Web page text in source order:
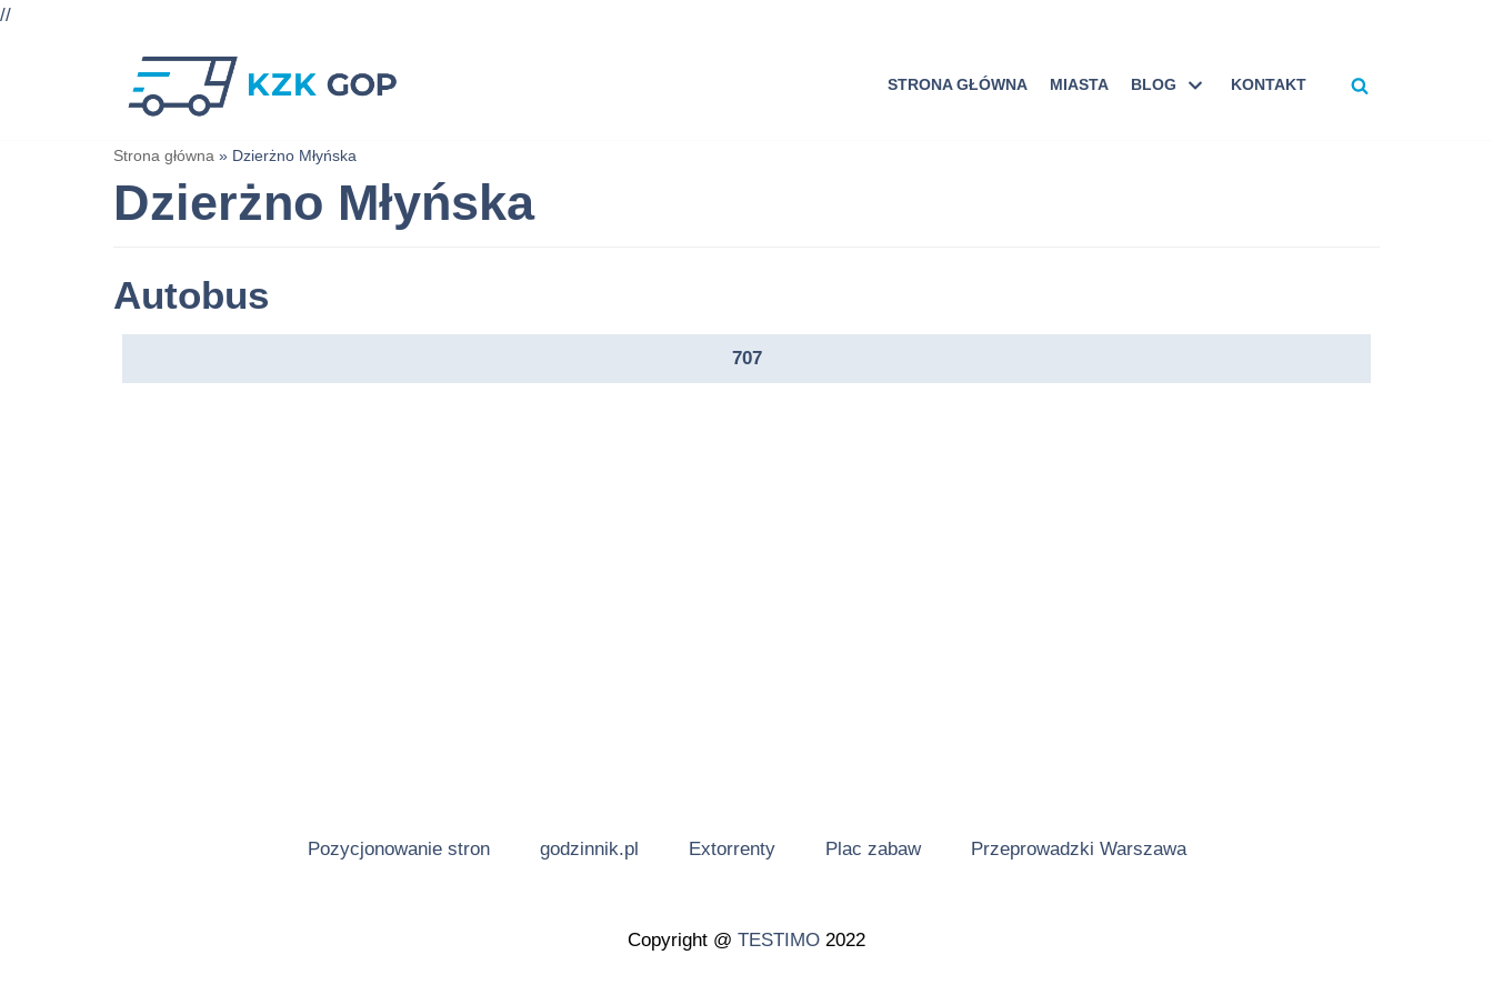
//
STRONA GŁÓWNA MIASTA BLOG KONTAKT
Strona główna » Dzierżno Młyńska
Dzierżno Młyńska
Autobus
707
Pozycjonowanie stron godzinnik.pl Extorrenty Plac zabaw Przeprowadzki Warszawa
Copyright @ TESTIMO 2022